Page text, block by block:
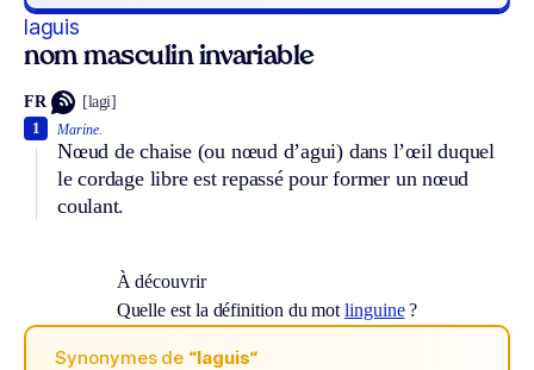
laguis
nom masculin invariable
FR [lagi]
Marine.
Nœud de chaise (ou nœud d’agui) dans l’œil duquel
le cordage libre est repassé pour former un nœud
coulant.
1
À découvrir
Quelle est la définition du motlinguine?
Synonymes de “laguis“